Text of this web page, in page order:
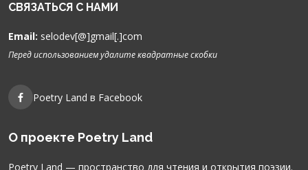
СВЯЗАТЬСЯ С НАМИ
Email: selodev[@]gmail[.]com
Перед использованием удалите квадратные скобки
Poetry Land в Facebook
О проекте Poetry Land
Poetry Land — пространство для чтения и открытия поэзии.